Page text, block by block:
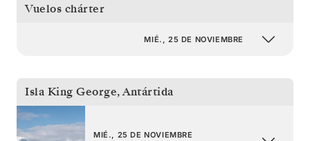
Vuelos chárter
MIÉ., 25 DE NOVIEMBRE
Isla King George,Antártida
MIÉ., 25 DE NOVIEMBRE